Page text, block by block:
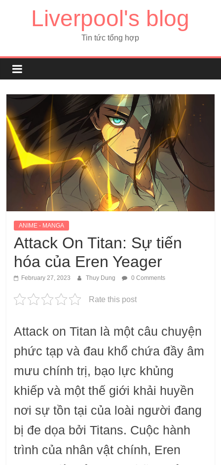
Liverpool's blog
Tin tức tổng hợp
ANIME - MANGA
Attack On Titan: Sự tiến
hóa của Eren Yeager
February 27, 2023 Thuy Dung 0 Comments
Rate this post
Attack on Titan là một câu chuyện
phức tạp và đau khổ chứa đầy âm
mưu chính trị, bạo lực khủng
khiếp và một thế giới khải huyền
nơi sự tồn tại của loài người đang
bị đe dọa bởi Titans. Cuộc hành
trình của nhân vật chính, Eren